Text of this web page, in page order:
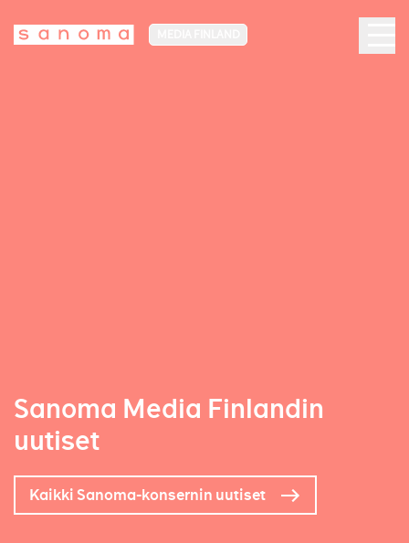
Sanoma Media Finlandin
uutiset
Kaikki Sanoma-konsernin uutiset